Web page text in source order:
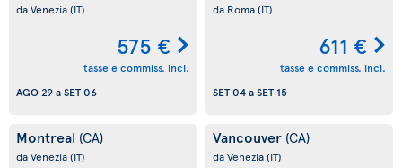
da Venezia(IT)
575 €
tasse e commiss. incl.
AGO 29aSET 06
da Roma(IT)
611 €
tasse e commiss. incl.
SET 04aSET 15
Montreal (CA)
da Venezia(IT)
Vancouver (CA)
da Venezia(IT)